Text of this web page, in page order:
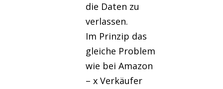
die Daten zu
verlassen.
Im Prinzip das
gleiche Problem
wie bei Amazon
– x Verkäufer